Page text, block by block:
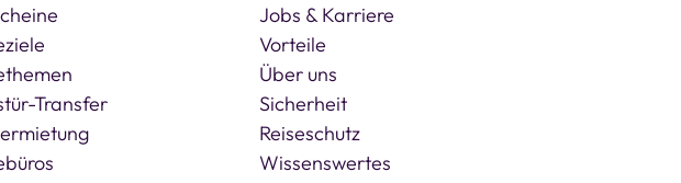
Transfer
Jobs & Karriere
Vorteile
Über uns
Sicherheit
Reiseschutz
Wissenswertes